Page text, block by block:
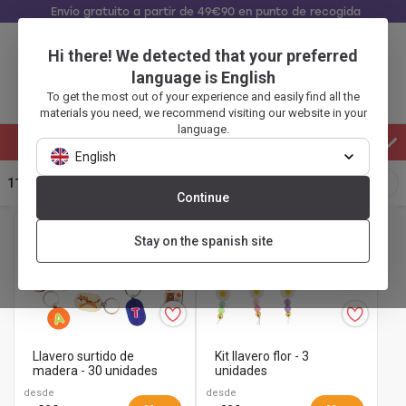
Hi there! We detected that your preferred
language is English
To get the most out of your experience and easily find all the
materials you need, we recommend visiting our website in your
language.
English
Continue
Stay on the spanish site
Envío gratuito a partir de 49€90 en punto de recogida
Identificarse
Novedades 2026 - Día de los Padres
Volver
Eventos
las
familias
Novedades
119 PRODUCTOS
Llavero surtido de
madera - 30 unidades
desde
Kit llavero flor - 3
unidades
desde